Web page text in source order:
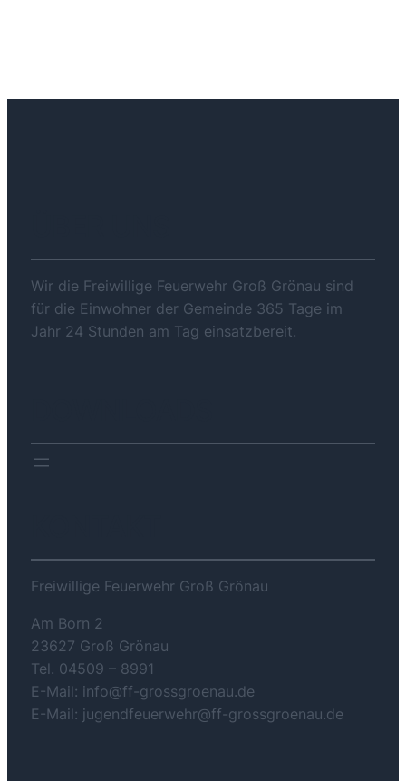
Wir die Freiwillige Feuerwehr Groß Grönau sind
für die Einwohner der Gemeinde 365 Tage im
Jahr 24 Stunden am Tag einsatzbereit.
Freiwillige Feuerwehr Groß Grönau
Am Born 2
23627 Groß Grönau
Tel. 04509 – 8991
E-Mail: info@ff-grossgroenau.de
E-Mail: jugendfeuerwehr@ff-grossgroenau.de